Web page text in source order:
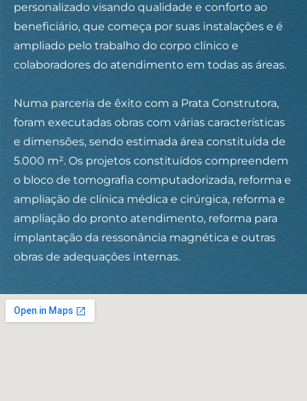
personalizado visando qualidade e conforto ao
beneficiário, que começa por suas instalações e é
ampliado pelo trabalho do corpo clínico e
colaboradores do atendimento em todas as áreas.
Numa parceria de êxito com a Prata Construtora,
foram executadas obras com várias características
e dimensões, sendo estimada área constituída de
5.000 m². Os projetos constituídos compreendem
o bloco de tomografia computadorizada, reforma e
ampliação de clínica médica e cirúrgica, reforma e
ampliação do pronto atendimento, reforma para
implantação da ressonância magnética e outras
obras de adequações internas.